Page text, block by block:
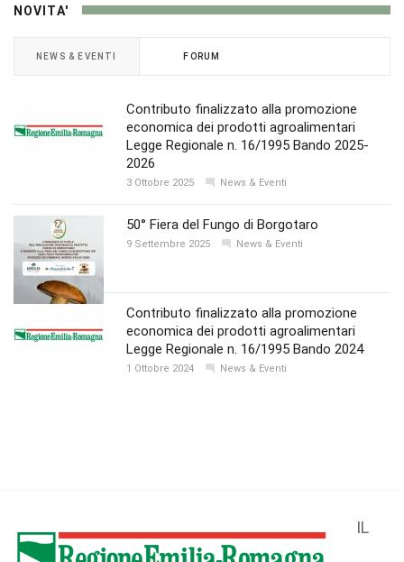
NOVITA'
NEWS & EVENTI FORUM
Contributo finalizzato alla promozione
economica dei prodotti agroalimentari
Legge Regionale n. 16/1995 Bando 2025-
2026
3 Ottobre 2025 News & Eventi
50° Fiera del Fungo di Borgotaro
9 Settembre 2025 News & Eventi
Contributo finalizzato alla promozione
economica dei prodotti agroalimentari
Legge Regionale n. 16/1995 Bando 2024
1 Ottobre 2024 News & Eventi
IL